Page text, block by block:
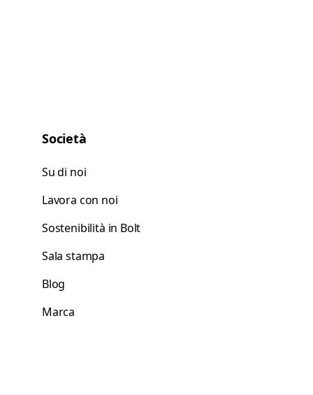
Società
Su di noi
Lavora con noi
Sostenibilità in Bolt
Sala stampa
Blog
Marca